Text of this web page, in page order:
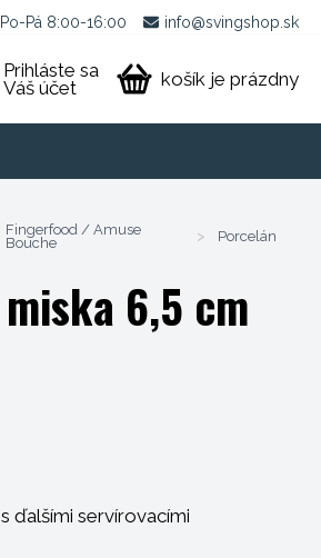
Po-Pá 8:00-16:00 info@svingshop.sk
Prihláste sa
Váš účet
košík je prázdny
Fingerfood / Amuse
Bouche
> Porcelán
6,5 cm
ďalšími servírovacími